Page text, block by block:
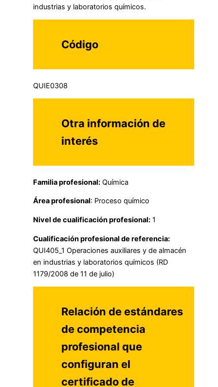
industrias y laboratorios químicos.
Código
QUIE0308
Otra información de
interés
Familia profesional: Química
Área profesional: Proceso químico
Nivel de cualificación profesional: 1
Cualificación profesional de referencia:
QUI405_1 Operaciones auxiliares y de almacén
en industrias y laboratorios químicos (RD
1179/2008 de 11 de julio)
Relación de estándares
de competencia
profesional que
configuran el
certificado de